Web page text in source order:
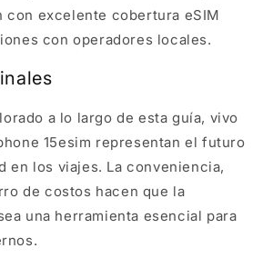
con excelente cobertura eSIM
con operadores locales.
a lo largo de esta guía, vivo
15esim representan el futuro
en los viajes. La conveniencia,
de costos hacen que la
una herramienta esencial para